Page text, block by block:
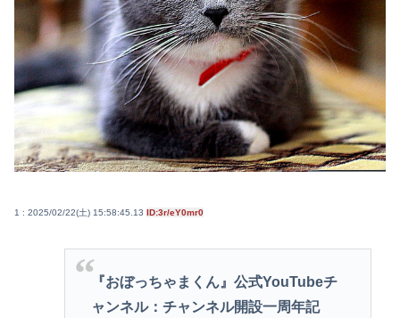
1 : 2025/02/22(土) 15:58:45.13 ID:3r/eY0mr0
『おぼっちゃまくん』公式YouTubeチ
ャンネル：チャンネル開設一周年記